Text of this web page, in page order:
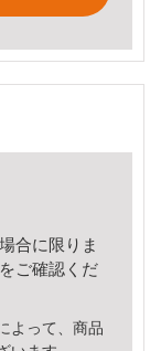
合に限りま
をご確認くだ
よって、商品